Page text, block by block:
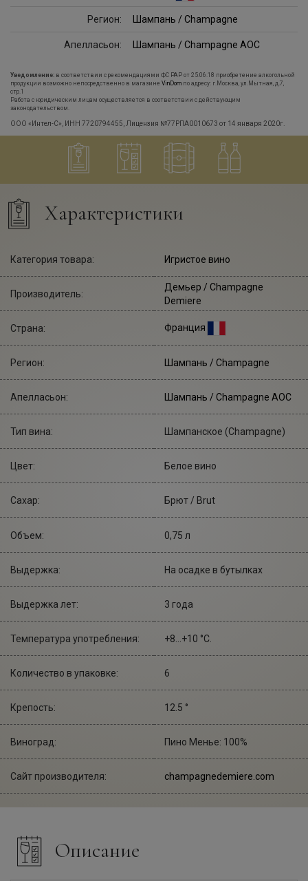
Регион: Шампань / Champagne
Апелласьон: Шампань / Champagne AOC
Уведомление: в соответствии с рекомендациями ФС РАР от 25.06.18 приобретение алкогольной
продукции возможно непосредственно в магазине VinDom по адресу: г.Москва, ул.Мытная, д.7,
стр.1
Работа с юридическим лицам осуществляется в соответствии с действующим
законодательством.
ООО «Интел-С», ИНН 7720794455, Лицензия №77РПА0010673 от 14 января 2020г.
Характеристики
Категория товара: Игристое вино
Производитель:
Демьер / Champagne
Demiere
Страна: Франция
Регион: Шампань / Champagne
Апелласьон: Шампань / Champagne AOC
Тип вина: Шампанское (Champagne)
Цвет: Белое вино
Сахар: Брют / Brut
Объем: 0,75 л
Выдержка: На осадке в бутылках
Выдержка лет: 3 года
Температура употребления: +8...+10 °С.
Количество в упаковке: 6
Крепость: 12.5 °
Виноград: Пино Менье: 100%
Сайт производителя: champagnedemiere.com
Описание